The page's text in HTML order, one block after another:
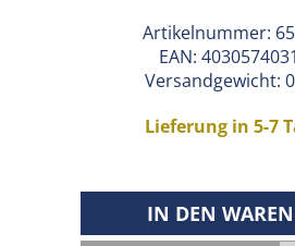
Artikelnummer:
EAN:
Versandgewicht:
Lieferung in 5-7
IN DEN